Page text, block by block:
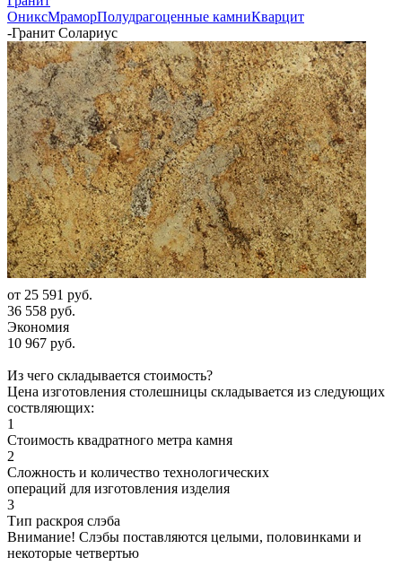
ОниксМраморПолудрагоценные камниКварцит
-Гранит Солариус
от 25 591 руб.
36 558 руб.
Экономия
10 967 руб.
Из чего складывается стоимость?
Цена изготовления столешницы складывается из следующих
соствляющих:
1
Стоимость квадратного метра камня
2
Сложность и количество технологических
операций для изготовления изделия
3
Тип раскроя слэба
Внимание! Слэбы поставляются целыми, половинками и
некоторые четвертью